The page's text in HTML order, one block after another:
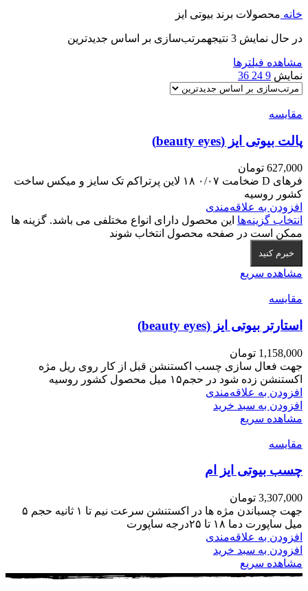
خانه محصولات برند بیوتی ایز
در حال نمایش 3 نتیجه مرتب‌سازی بر اساس جدیدترین
مشاهده فیلترها
نمایش 9
24
36
مقایسه
پالت بیوتی ایز (beauty eyes)
627,000 تومان
فرهای D ضخامت ۰/۰۷ ۱۸ لاین پرتراکم تک سایز و میکس ساخت
کشور روسیه
افزودن به علاقه‌مندی
انتخاب گزینه‌ها این محصول دارای انواع مختلفی می باشد. گزینه ها
ممکن است در صفحه محصول انتخاب شوند
خبرم کنید
مشاهده سریع
مقایسه
استارتر بیوتی ایز (beauty eyes)
1,158,000 تومان
جهت فعال سازی چسب اکستنشن قبل از کار روی ریل مژه
اکستنشن زده شود در حجم۱۵ میل محصول کشور روسیه
افزودن به علاقه‌مندی
افزودن به سبد خرید
مشاهده سریع
مقایسه
چسب بیوتی ایز ام
3,307,000 تومان
جهت چسباندن مژه ها در اکستنشن سرعت نیم تا ۱ ثانیه حجم ۵
میل ساپورت دما ۱۸ تا ۲۵درجه ساپورت
افزودن به علاقه‌مندی
افزودن به سبد خرید
مشاهده سریع